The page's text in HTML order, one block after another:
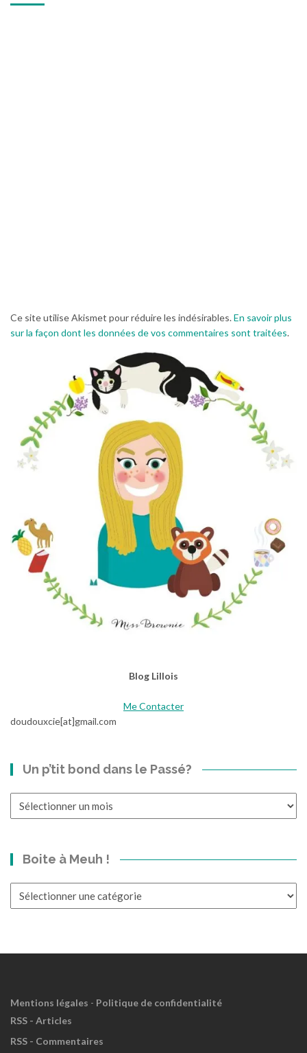
Ce site utilise Akismet pour réduire les indésirables.En savoir plus
sur la façon dont les données de vos commentaires sont traitées.
Blog Lillois
Me Contacter
doudouxcie[at]gmail.com
Un p’tit bond dans le Passé?
Boite à Meuh !
Mentions légales - Politique de confidentialité
RSS - Articles
RSS - Commentaires